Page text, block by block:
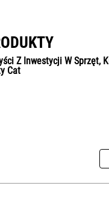
Z Inwestycji W Sprzęt,
Cat